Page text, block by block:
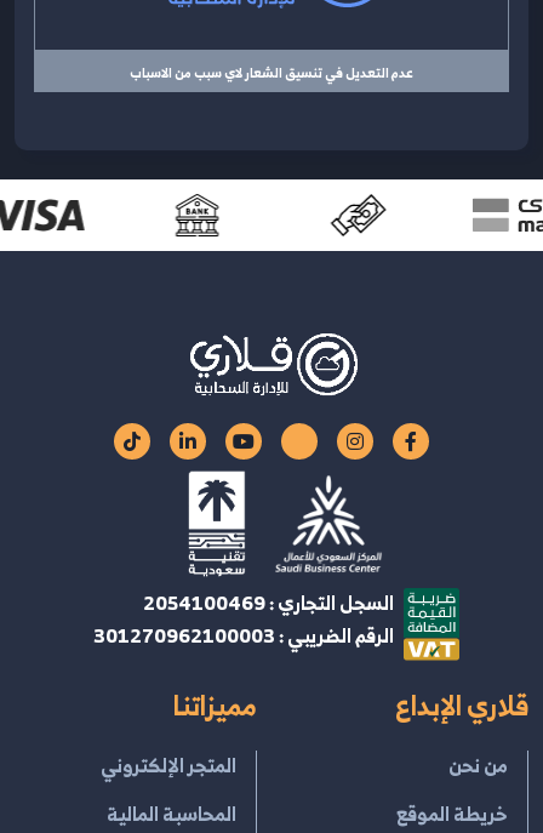
عدم التعديل في تنسيق الشعار لاي سبب من الاسباب
السجل التجاري : 2054100469
الرقم الضريبي : 301270962100003
قلاري الإبداع
من نحن
خريطة الموقع
مميزاتنا
المتجر الإلكتروني
المحاسبة المالية